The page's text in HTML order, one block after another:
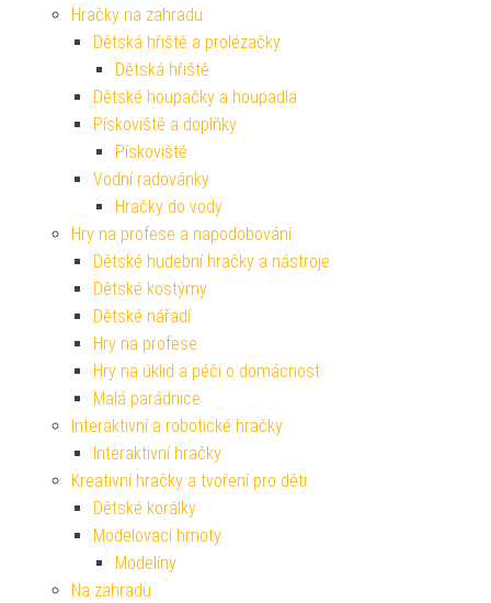
Hračky na zahradu
Dětská hřiště a prolézačky
Dětská hřiště
Dětské houpačky a houpadla
Pískoviště a doplňky
Pískoviště
Vodní radovánky
Hračky do vody
Hry na profese a napodobování
Dětské hudební hračky a nástroje
Dětské kostýmy
Dětské nářadí
Hry na profese
Hry na úklid a péči o domácnost
Malá parádnice
Interaktivní a robotické hračky
Interaktivní hračky
Kreativní hračky a tvoření pro děti
Dětské korálky
Modelovací hmoty
Modelíny
Na zahradu